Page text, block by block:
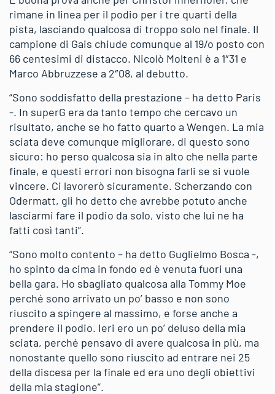
rimane in linea per il podio per i tre quarti della
pista, lasciando qualcosa di troppo solo nel finale. Il
campione di Gais chiude comunque al 19/o posto con
66 centesimi di distacco. Nicolò Molteni è a 1″31 e
Marco Abbruzzese a 2″08, al debutto.
“Sono soddisfatto della prestazione – ha detto Paris
-. In superG era da tanto tempo che cercavo un
risultato, anche se ho fatto quarto a Wengen. La mia
sciata deve comunque migliorare, di questo sono
sicuro: ho perso qualcosa sia in alto che nella parte
finale, e questi errori non bisogna farli se si vuole
vincere. Ci lavorerò sicuramente. Scherzando con
Odermatt, gli ho detto che avrebbe potuto anche
lasciarmi fare il podio da solo, visto che lui ne ha
fatti così tanti”.
“Sono molto contento – ha detto Guglielmo Bosca -,
ho spinto da cima in fondo ed è venuta fuori una
bella gara. Ho sbagliato qualcosa alla Tommy Moe
perché sono arrivato un po’ basso e non sono
riuscito a spingere al massimo, e forse anche a
prendere il podio. Ieri ero un po’ deluso della mia
sciata, perché pensavo di avere qualcosa in più, ma
nonostante quello sono riuscito ad entrare nei 25
della discesa per la finale ed era uno degli obiettivi
della mia stagione”.